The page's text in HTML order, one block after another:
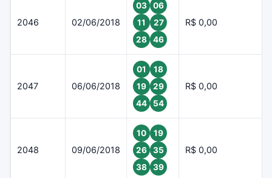
2046 02/06/2018
03
06
11
27
28
46
R$ 0,00
2047 06/06/2018
01
18
19
29
44
54
R$ 0,00
2048 09/06/2018
10
19
26
35
38
39
R$ 0,00